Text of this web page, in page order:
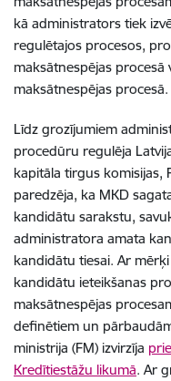
kā administrators tiek
regulētajos procesos,
maksātnespējas procesā
maksātnespējas procesā.
Līdz grozījumiem
procedūru regulēja
kapitāla tirgus komisijas,
paredzēja, ka MKD
kandidātu sarakstu,
administratora amata
kandidātu tiesai. Ar
kandidātu ieteikšanas
maksātnespējas
definētiem un
ministrija (FM) izvirzīja
Kredītiestāžu likumā. Ar